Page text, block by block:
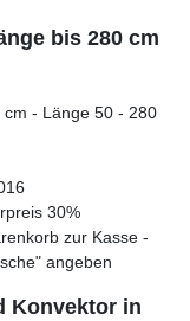
bis 280 cm
- Länge 50 - 280
30%
zur Kasse -
angeben
Konvektor in